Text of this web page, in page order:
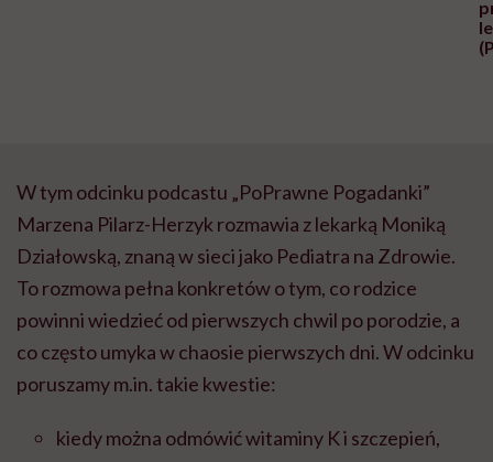
W tym odcinku podcastu „PoPrawne Pogadanki”
Marzena Pilarz-Herzyk rozmawia z lekarką Moniką
Działowską, znaną w sieci jako Pediatra na Zdrowie.
To rozmowa pełna konkretów o tym, co rodzice
powinni wiedzieć od pierwszych chwil po porodzie, a
co często umyka w chaosie pierwszych dni. W odcinku
poruszamy m.in. takie kwestie:
kiedy można odmówić witaminy K i szczepień,